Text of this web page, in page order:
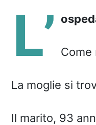
L’ Come
La moglie si
Il marito, 93